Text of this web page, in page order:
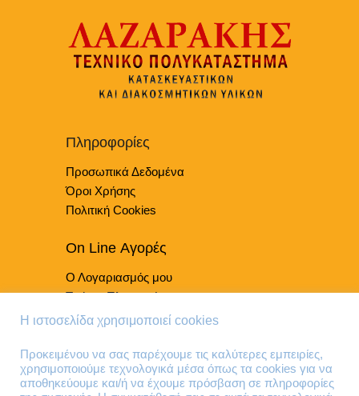
Πληροφορίες
Προσωπικά Δεδομένα
Όροι Χρήσης
Πολιτική Cookies
On Line Αγορές
Ο Λογαριασμός μου
Τρόποι Πληρωμής
Τρόποι Παράδοσης
Τηλέφωνα Επικοινωνίας
Η ιστοσελίδα χρησιμοποιεί cookies
Προκειμένου να σας παρέχουμε τις καλύτερες εμπειρίες,
χρησιμοποιούμε τεχνολογικά μέσα όπως τα cookies για να
αποθηκεύουμε και/ή να έχουμε πρόσβαση σε πληροφορίες